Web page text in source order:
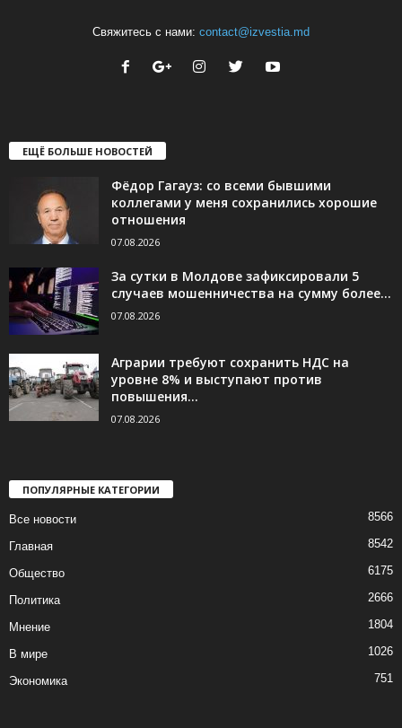
Свяжитесь с нами: contact@izvestia.md
ЕЩЁ БОЛЬШЕ НОВОСТЕЙ
Фёдор Гагауз: со всеми бывшими
коллегами у меня сохранились хорошие
отношения
07.08.2026
За сутки в Молдове зафиксировали 5
случаев мошенничества на сумму более...
07.08.2026
Аграрии требуют сохранить НДС на
уровне 8% и выступают против
повышения...
07.08.2026
ПОПУЛЯРНЫЕ КАТЕГОРИИ
Все новости 8566
Главная 8542
Общество 6175
Политика 2666
Мнение 1804
В мире 1026
Экономика 751